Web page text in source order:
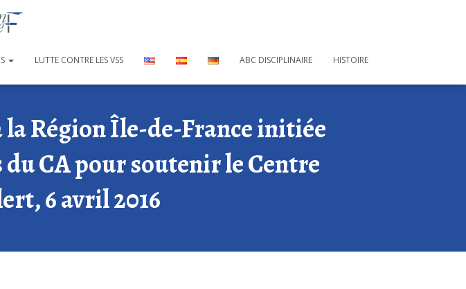
LUTTE CONTRE LES VSS ABC DISCIPLINAIRE HISTOIRE
la Région Île-de-France initiée
CA pour soutenir le Centre
6 avril 2016